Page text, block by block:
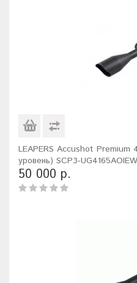
LEAPERS Accushot Premium
уровень) SCP3-
50 000 р.